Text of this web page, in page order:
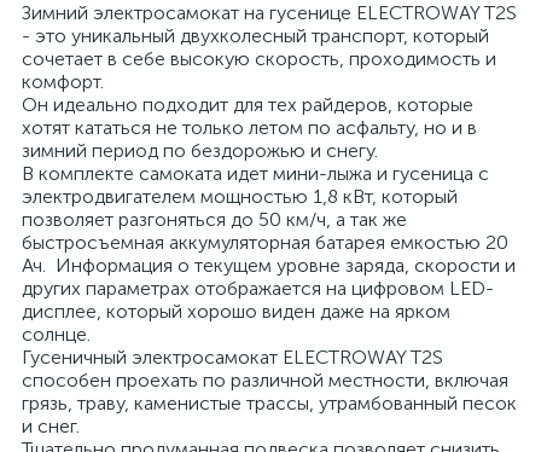
Зимний электросамокат на гусенице ELECTROWAY T2S
- это уникальный двухколесный транспорт, который
сочетает в себе высокую скорость, проходимость и
комфорт.
Он идеально подходит для тех райдеров, которые
хотят кататься не только летом по асфальту, но и в
зимний период по бездорожью и снегу.
В комплекте самоката идет мини-лыжа и гусеница с
электродвигателем мощностью 1,8 кВт, который
позволяет разгоняться до 50 км/ч, а так же
быстросъемная аккумуляторная батарея емкостью 20
Ач. Информация о текущем уровне заряда, скорости и
других параметрах отображается на цифровом LED-
дисплее, который хорошо виден даже на ярком
солнце.
Гусеничный электросамокат ELECTROWAY T2S
способен проехать по различной местности, включая
грязь, траву, каменистые трассы, утрамбованный песок
и снег.